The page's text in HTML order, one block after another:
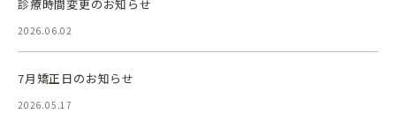
診療時間変更のお知らせ
2026.06.02
7月矯正日のお知らせ
2026.05.17